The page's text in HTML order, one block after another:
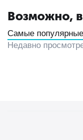
Возможно,
Самые популярные
Недавно